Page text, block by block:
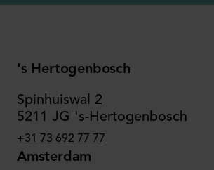
's Hertogenbosch
Spinhuiswal 2
5211 JG 's-Hertogenbosch
+31 73 692 77 77
Amsterdam